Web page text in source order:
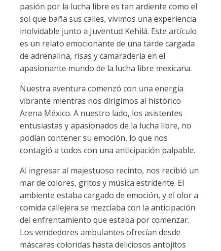
pasión por la lucha libre es tan ardiente como el
sol que baña sus calles, vivimos una experiencia
inolvidable junto a Juventud Kehilá. Este artículo
es un relato emocionante de una tarde cargada
de adrenalina, risas y camaradería en el
apasionante mundo de la lucha libre mexicana.
Nuestra aventura comenzó con una energía
vibrante mientras nos dirigimos al histórico
Arena México. A nuestro lado, los asistentes
entusiastas y apasionados de la lucha libre, no
podían contener su emoción, lo que nos
contagió a todos con una anticipación palpable.
Al ingresar al majestuoso recinto, nos recibió un
mar de colores, gritos y música estridente. El
ambiente estaba cargado de emoción, y el olor a
comida callejera se mezclaba con la anticipación
del enfrentamiento que estaba por comenzar.
Los vendedores ambulantes ofrecían desde
máscaras coloridas hasta deliciosos antojitos